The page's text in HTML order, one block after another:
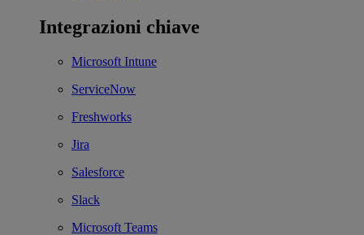
Integrazioni chiave
Microsoft Intune
ServiceNow
Freshworks
Jira
Salesforce
Slack
Microsoft Teams